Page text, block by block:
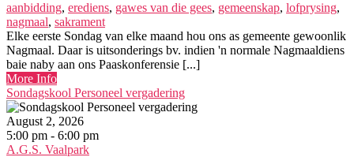
aanbidding, erediens, gawes van die gees, gemeenskap, lofprysing,
nagmaal, sakrament
Elke eerste Sondag van elke maand hou ons as gemeente gewoonlik
Nagmaal. Daar is uitsonderings bv. indien 'n normale Nagmaaldiens
baie naby aan ons Paaskonferensie [...]
More Info
Sondagskool Personeel vergadering
August 2, 2026
5:00 pm - 6:00 pm
A.G.S. Vaalpark